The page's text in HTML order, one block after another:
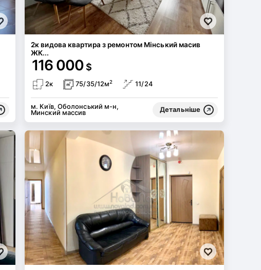
2к видова квартира з ремонтом Мінський масив
ЖК...
116 000 $
2к 75/35/12м2 11/24
м. Київ, Оболонський м-н,
Минский массив
Детальніше